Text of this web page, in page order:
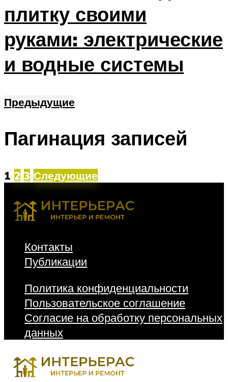
плитку своими
руками: электрические
и водные системы
Предыдущие
Пагинация записей
1 2 3 Следующие
Контакты
Публикации
Политика конфиденциальности
Пользовательское соглашение
Согласие на обработку персональных
данных